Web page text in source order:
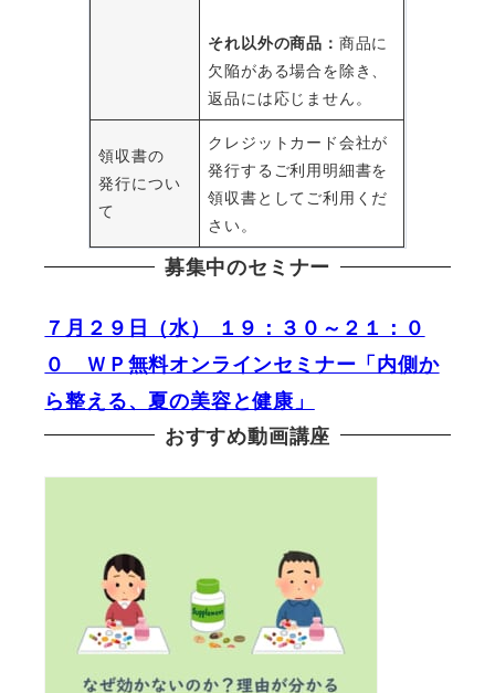
それ以外の商品： 商品に
欠陥がある場合を除き、
返品には応じません。
領収書の
発行につい
て
クレジットカード会社が
発行するご利用明細書を
領収書としてご利用くだ
さい。
募集中のセミナー
７月２９日（水） １９：３０～２１：０
０ ＷＰ無料オンラインセミナー「内側か
ら整える、夏の美容と健康」
おすすめ動画講座